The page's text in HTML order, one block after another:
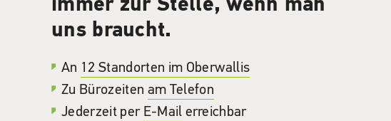
uns braucht.
An 12 Standorten im Oberwallis
Zu Bürozeiten am Telefon
Jederzeit per E-Mail erreichbar